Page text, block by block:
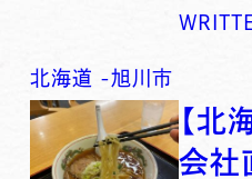
北海道 -旭川市
【北
会社